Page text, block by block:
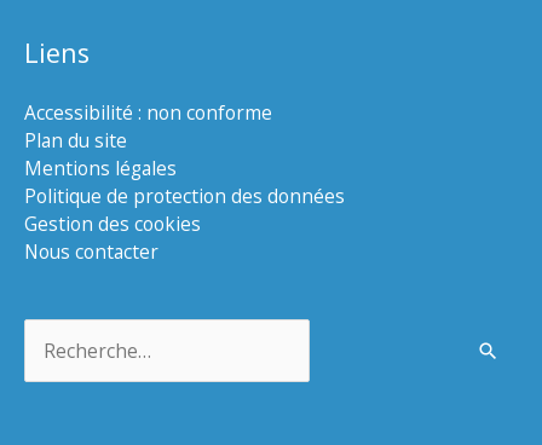
Liens
Accessibilité : non conforme
Plan du site
Mentions légales
Politique de protection des données
Gestion des cookies
Nous contacter